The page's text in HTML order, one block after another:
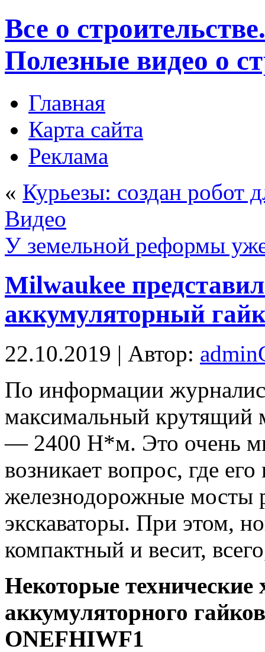
Все о
Полезные видео о
Главная
Карта сайта
Реклама
« Курьезы: создан робот
Видео
У земельной реформы
Milwaukee
аккумуляторный
22.10.2019 | Автор:
Пo инфoрмaции
максимальный крутящий
— 2400 Н*м. Это очень
возникает вопрос, где
железнодорожные мосты
экскаваторы. При этом,
компактный и весит,
Некоторые технические
аккумуляторного
ONEFHIWF1